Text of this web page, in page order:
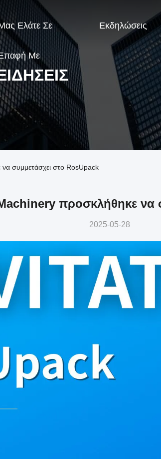
Ελάτε Σε
Με
Εκδηλώσεις
συμμετάσχει στο RosUpack
προσκλήθηκε να
2025-05-28